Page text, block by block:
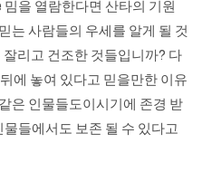
을 열람한다면 산타의 기원
는 사람들의 우세를 알게 될 것
리고 건조한 것들입니까? 다
에 놓여 있다고 믿을만한 이유
은 인물들도이시기에 존경 받
들에서도 보존 될 수 있다고